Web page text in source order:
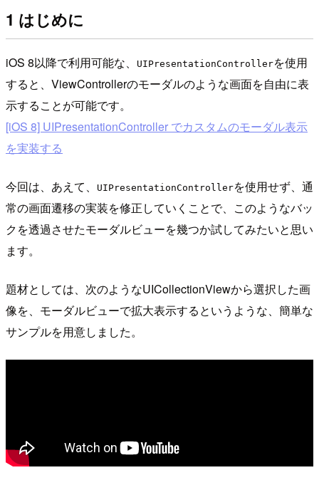
1 はじめに
iOS 8以降で利用可能な、 UIPresentationControllerを使用
すると、ViewControllerのモーダルのような画面を自由に表
示することが可能です。
[iOS 8] UIPresentationController でカスタムのモーダル表示
を実装する
今回は、あえて、 UIPresentationControllerを使用せず、通
常の画面遷移の実装を修正していくことで、このようなバッ
クを透過させたモーダルビューを幾つか試してみたいと思い
ます。
題材としては、次のようなUICollectionViewから選択した画
像を、モーダルビューで拡大表示するというような、簡単な
サンプルを用意しました。